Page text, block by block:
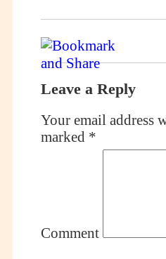
Leave a Reply
Your email address
marked *
Comment